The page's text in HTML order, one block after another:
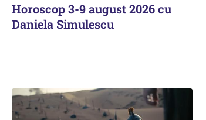
Horoscop 3-9 august 2026 cu
Daniela Simulescu